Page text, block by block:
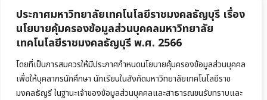
ประกาศมหาวิทยาลัยเทคโนโลยีราชมงคลธัญบุรี เรื่อง
นโยบายคุ้มครองข้อมูลส่วนบุคคลมหาวิทยาลัย
เทคโนโลยีราชมงคลธัญบุรี พ.ศ. 2566
โดยที่เป็นการสมควรให้มีประกาศกำหนดนโยบายคุ้มครองข้อมูลส่วนบุคคล
เพื่อให้บุคลากรนักศึกษา นักเรียนในสังกัดมหาวิทยาลัยเทคโนโลยีราช
มงคลธัญรี ในฐานะเจ้าของข้อมูลส่วนบุคคลและสาธารณชนรับทราบและ
คณะบริหารธุรกิจ มทร.ธัญบุรี ส่ง 2 ทีมนักศึกษา ก้าวสู่เวที “ฮักแม่ Hackathon”
ระดับประเทศ คว้าทุนการศึกษาพิเศษรวม 10,000 บาท
Read more